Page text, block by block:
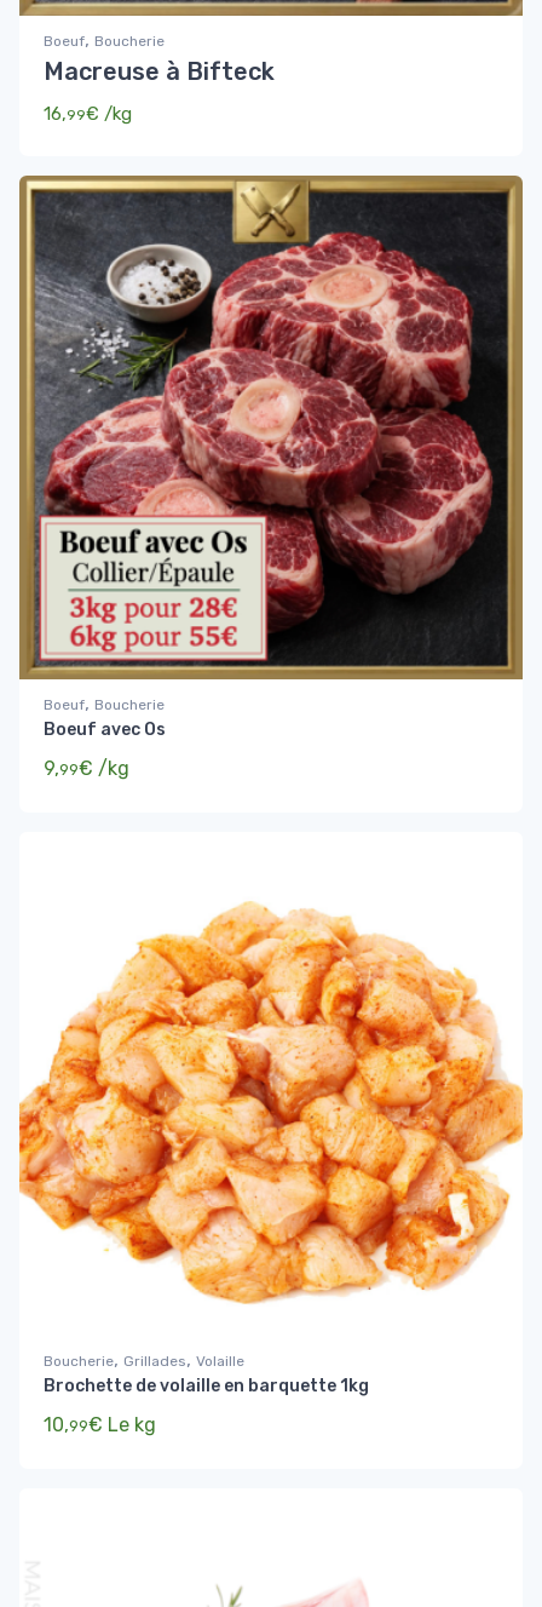
Boeuf, Boucherie
Macreuse à Bifteck
16,99€ /kg
Boeuf, Boucherie
Boeuf avec Os
9,99€ /kg
Boucherie, Grillades, Volaille
Brochette de volaille en barquette 1kg
10,99€ Le kg